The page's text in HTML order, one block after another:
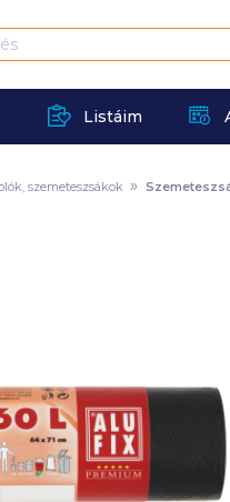
Listáim
szemeteszsákok